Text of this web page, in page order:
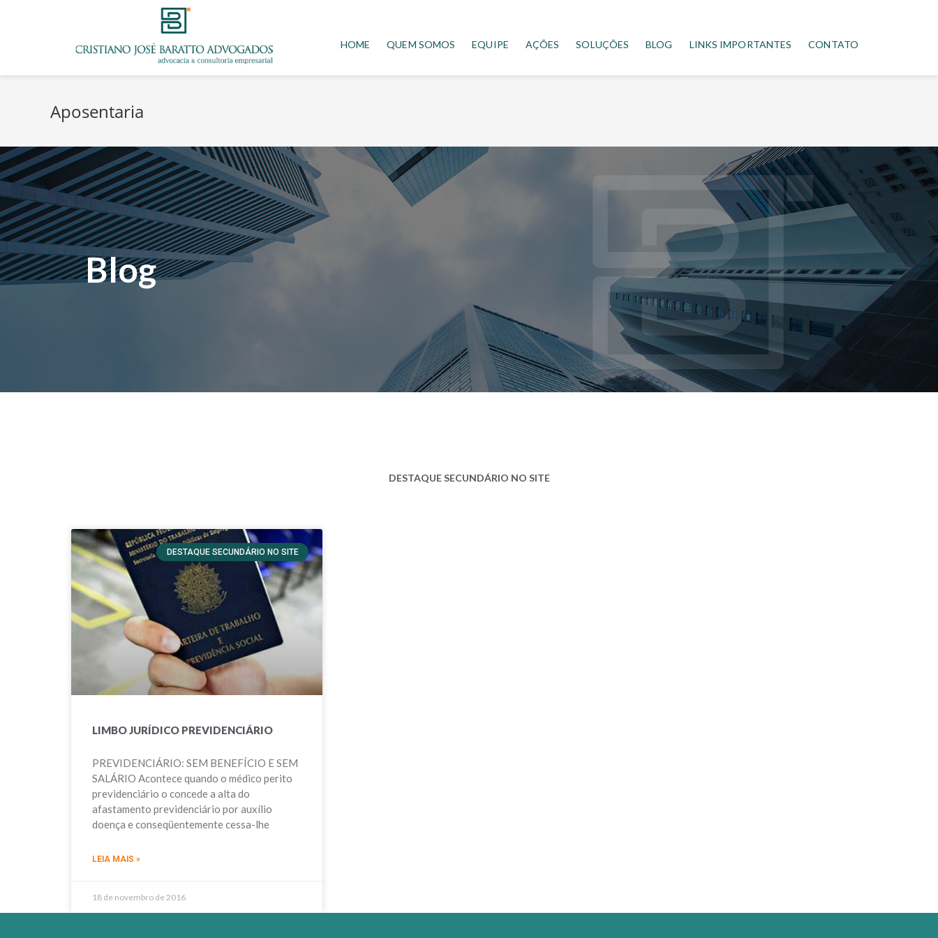
HOME QUEM SOMOS EQUIPE AÇÕES SOLUÇÕES BLOG LINKS IMPORTANTES CONTATO
Aposentaria
Blog
DESTAQUE SECUNDÁRIO NO SITE
DESTAQUE SECUNDÁRIO NO SITE
LIMBO JURÍDICO PREVIDENCIÁRIO
PREVIDENCIÁRIO: SEM BENEFÍCIO E SEM
SALÁRIO Acontece quando o médico perito
previdenciário o concede a alta do
afastamento previdenciário por auxílio
doença e conseqüentemente cessa-lhe
LEIA MAIS »
18 de novembro de 2016